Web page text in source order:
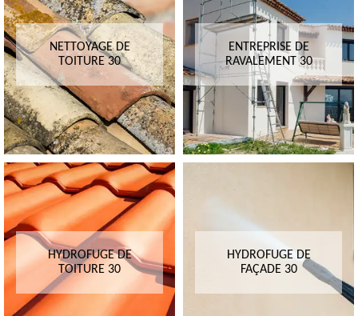
NETTOYAGE DE
TOITURE 30
ENTREPRISE DE
RAVALEMENT 30
HYDROFUGE DE
TOITURE 30
HYDROFUGE DE
FAÇADE 30